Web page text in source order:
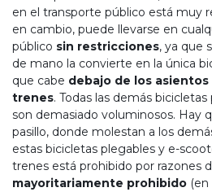
en el transporte público está muy
en cambio, puede llevarse en
público sin restricciones, ya que
de mano la convierte en la única
que cabe debajo de los
trenes. Todas las demás
son demasiado voluminosos. Hay
pasillo, donde molestan a los
estas bicicletas plegables y e-
trenes está prohibido por razones
mayoritariamente prohibido